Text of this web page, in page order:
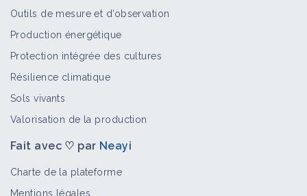
Outils de mesure et d’observation
Production énergétique
Protection intégrée des cultures
Résilience climatique
Sols vivants
Valorisation de la production
Fait avec ♡ par Neayi
Charte de la plateforme
Mentions légales